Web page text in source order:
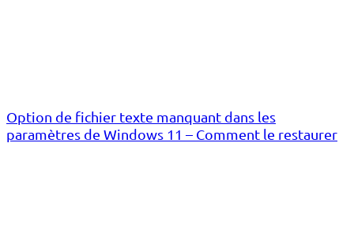
Option de fichier texte manquant dans les
paramètres de Windows 11 – Comment le restaurer